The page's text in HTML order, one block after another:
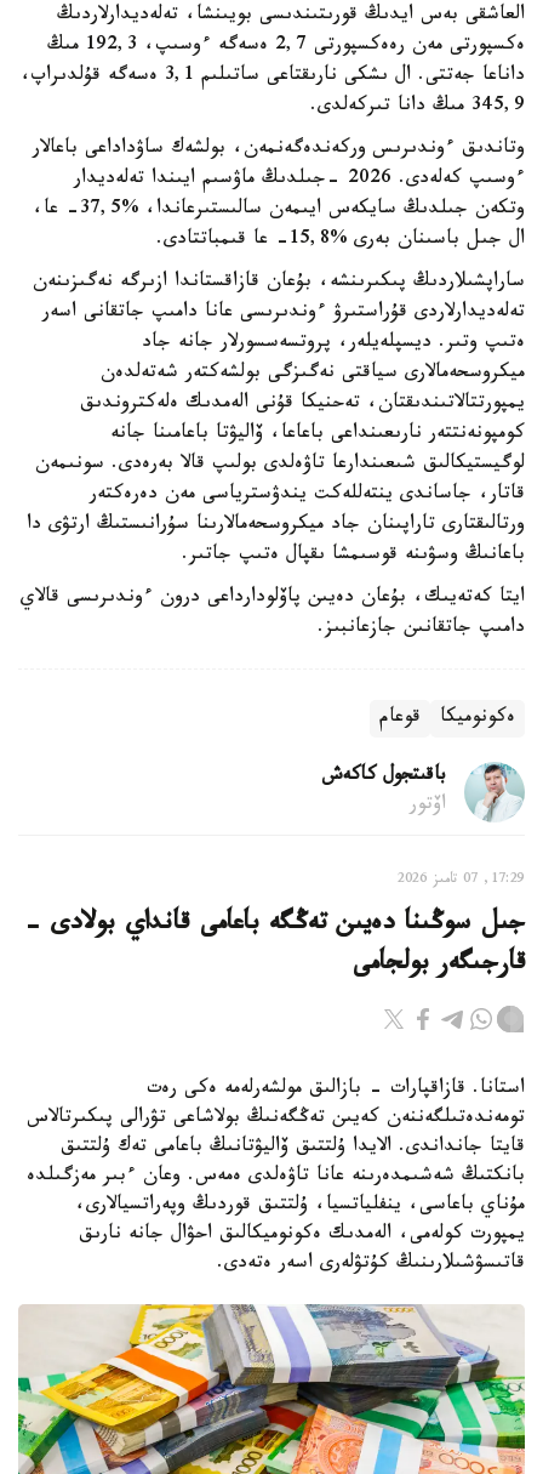
العاشقى بەس ايدىڭ قورىتىندىسى بويىنشا، تەلەديدارلاردىڭ
ەكسپورتى مەن رەەكسپورتى 2,7 ەسەگە ءوسىپ، 192,3 مىڭ
داناعا جەتتى. ال ىشكى نارىقتاعى ساتىلىم 3,1 ەسەگە قۇلدىراپ،
345,9 مىڭ دانا تىركەلدى.
وتاندىق ءوندىرىس وركەندەگەنمەن، بولشەك ساۋداداعى باعالار
ءوسىپ كەلەدى. 2026 -جىلدىڭ ماۋسىم ايىندا تەلەديدار
وتكەن جىلدىڭ سايكەس ايىمەن سالىستىرعاندا، %37,5- عا،
ال جىل باسىنان بەرى %15,8- عا قىمباتتادى.
ساراپشىلاردىڭ پىكىرىنشە، بۇعان قازاقستاندا ازىرگە نەگىزىنەن
تەلەديدارلاردى قۇراستىرۋ ءوندىرىسى عانا دامىپ جاتقانى اسەر
ەتىپ وتىر. ديسپلەيلەر، پروتسەسسورلار جانە جاد
ميكروسحەمالارى سياقتى نەگىزگى بولشەكتەر شەتەلدەن
يمپورتتالاتىندىقتان، تەحنيكا قۇنى الەمدىك ەلەكتروندىق
كومپونەنتتەر نارىعىنداعى باعاعا، ۆاليۋتا باعامىنا جانە
لوگيستيكالىق شىعىندارعا تاۋەلدى بولىپ قالا بەرەدى. سونىمەن
قاتار، جاساندى ينتەللەكت يندۋسترياسى مەن دەرەكتەر
ورتالىقتارى تاراپىنان جاد ميكروسحەمالارىنا سۇرانىستىڭ ارتۋى دا
باعانىڭ وسۋىنە قوسىمشا ىقپال ەتىپ جاتىر.
ايتا كەتەيىك، بۇعان دەيىن پاۆلودارداعى درون ءوندىرىسى قالاي
دامىپ جاتقانىن جازعانبىز.
ەكونوميكا قوعام
باقىتجول كاكەش
اۆتور
17:29, 07 تامىز 2026
جىل سوڭىنا دەيىن تەڭگە باعامى قانداي بولادى -
قارجىگەر بولجامى
استانا. قازاقپارات - بازالىق مولشەرلەمە ەكى رەت
تومەندەتىلگەننەن كەيىن تەڭگەنىڭ بولاشاعى تۋرالى پىكىرتالاس
قايتا جانداندى. الايدا ۇلتتىق ۆاليۋتانىڭ باعامى تەك ۇلتتىق
بانكتىڭ شەشىمدەرىنە عانا تاۋەلدى ەمەس. وعان ءبىر مەزگىلدە
مۇناي باعاسى، ينفلياتسيا، ۇلتتىق قوردىڭ وپەراتسيالارى،
يمپورت كولەمى، الەمدىك ەكونوميكالىق احۋال جانە نارىق
قاتىسۋشىلارىنىڭ كۇتۋلەرى اسەر ەتەدى.